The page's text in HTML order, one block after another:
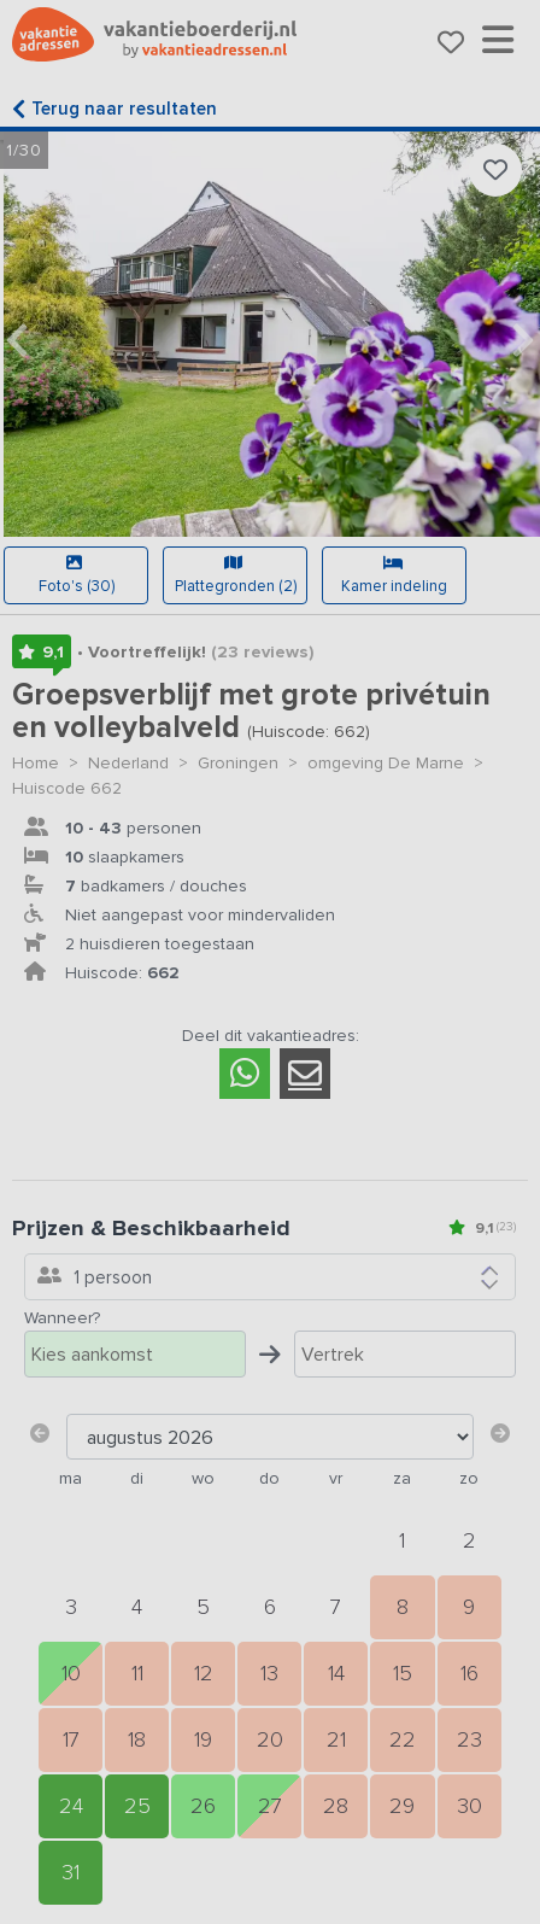
Terug naar resultaten
1/30
Foto's (30) Plattegronden (2) Kamer indeling
9,1 • Voortreffelijk! (23 reviews)
Groepsverblijf met grote privétuin
en volleybalveld (Huiscode: 662)
Home > Nederland > Groningen > omgeving De Marne >
Huiscode 662
10 - 43 personen
10 slaapkamers
7 badkamers / douches
Niet aangepast voor mindervaliden
2 huisdieren toegestaan
Huiscode: 662
Deel dit vakantieadres:
9,1 (23)
Prijzen & Beschikbaarheid
1 persoon
Wanneer?
ma di wo do vr za zo
1 2
3 4 5 6 7 8 9
10 11 12 13 14 15 16
17 18 19 20 21 22 23
24 25 26 27 28 29 30
31